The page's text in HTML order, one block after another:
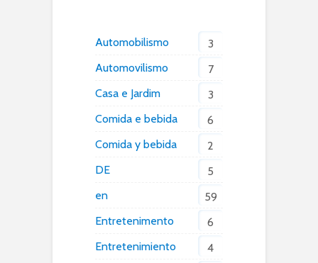
Automobilismo
3
Automovilismo
7
Casa e Jardim
3
Comida e bebida
6
Comida y bebida
2
DE
5
en
59
Entretenimento
6
Entretenimiento
4